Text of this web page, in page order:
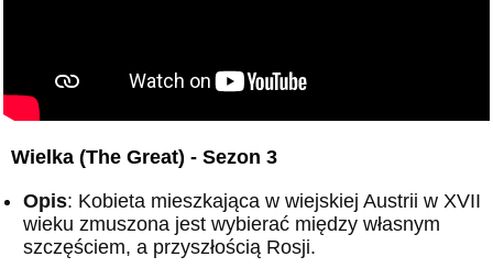
Wielka (The Great) - Sezon 3
Opis: Kobieta mieszkająca w wiejskiej Austrii w XVII
wieku zmuszona jest wybierać między własnym
szczęściem, a przyszłością Rosji.